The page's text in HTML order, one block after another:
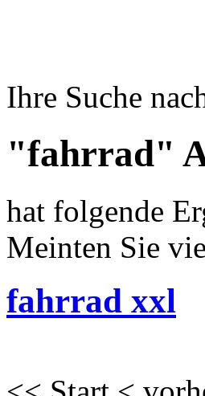
Ihre Suche
"fahrrad"
hat folgende
Meinten Sie
fahrrad xxl